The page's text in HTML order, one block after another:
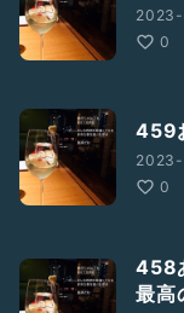
0
459
0
458
最高